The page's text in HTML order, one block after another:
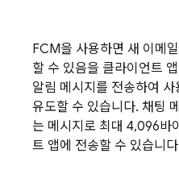
FCM을 사용하면 새 이메
할 수 있음을 클라이언트
알림 메시지를 전송하여
유도할 수 있습니다. 채팅
는 메시지로 최대 4,096바
트 앱에 전송할 수 있습니